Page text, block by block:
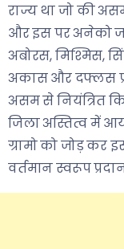
राज्य था जो की
और इस पर अनेको
अबोरस, मिश्मिस,
अकास और दफ्लस
असम से नियंत्रित
जिला अस्तित्व में
ग्रामो को जोड़ कर
वर्तमान स्वरूप